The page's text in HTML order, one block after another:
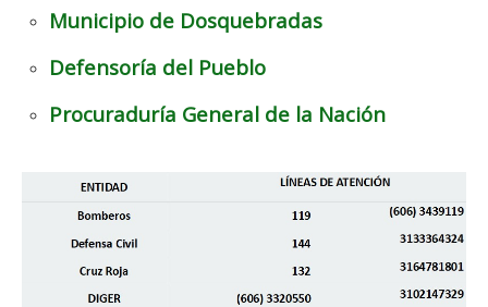
Municipio de Dosquebradas
Defensoría del Pueblo
Procuraduría General de la Nación